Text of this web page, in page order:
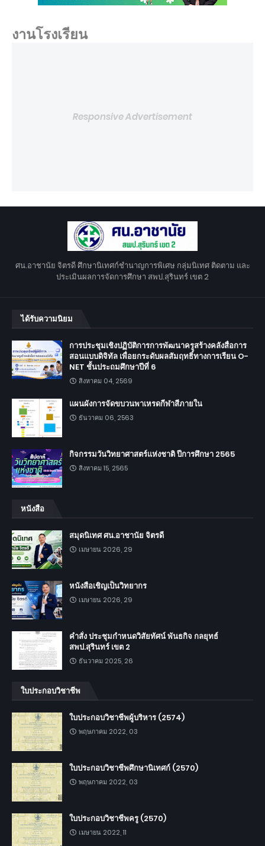
งานโรงเรียน
Responsive Advertisement
ศน.อาชานัย จิตรดี ศึกษานิเทศก์ชำนาญการพิเศษ กลุ่มนิเทศ ติดตาม และ
ประเมินผลการจัดการศึกษา สพป.สุรินทร์ เขต 2
ได้รับความนิยม
การประชุมเชิงปฏิบัติการการพัฒนาครูสร้างคลังสื่อการ
สอนแบบดิจิทัล เพื่อยกระดับผลสัมฤทธิ์ทางการเรียน O-
NET ชั้นประถมศึกษาปีที่ 6
สิงหาคม 04, 2569
แผนผังการจัดขบวนพาเหรดกีฬาสีภายใน
ธันวาคม 06, 2563
กิจกรรมวันวิทยาศาสตร์แห่งชาติ ปีการศึกษา 2565
สิงหาคม 15, 2565
หนังสือ
สมุดนิเทศ ศน.อาชานัย จิตรดี
เมษายน 2026, 29
หนังสือเชิญเป็นวิทยากร
เมษายน 2026, 29
คำสั่ง ประชุมกำหนดวิสัยทัศน์ พันธกิจ กลยุทธ์
สพป.สุรินทร์ เขต 2
ธันวาคม 2025, 26
ใบประกอบวิชาชีพ
ใบประกอบวิชาชีพผู้บริหาร (2574)
พฤษภาคม 2022, 03
ใบประกอบวิชาชีพศึกษานิเทศก์ (2570)
พฤษภาคม 2022, 03
ใบประกอบวิชาชีพครู (2570)
เมษายน 2022, 11